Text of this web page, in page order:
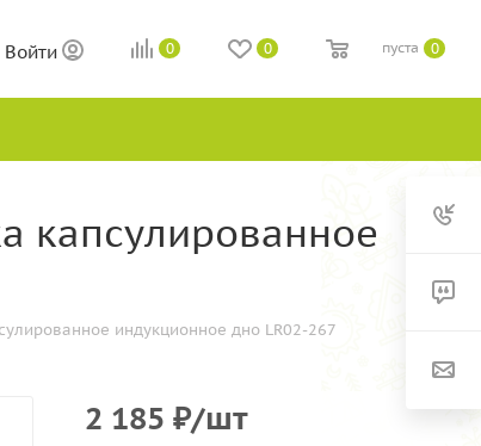
Войти 0 0 0
пуста
капсулированное
индукционное дно LR02-267
2 185 ₽/шт